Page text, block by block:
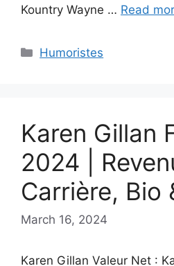
Kountry Wayne … Read
Categories
Humoristes
Karen Gillan
2024 |
Carrière, Bio
March 16, 2024
Karen Gillan Valeur Net :